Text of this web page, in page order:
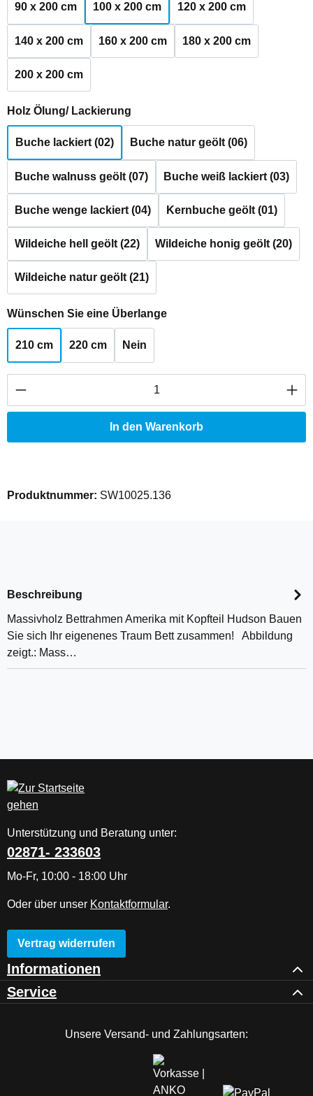
90 x 200 cm 100 x 200 cm 120 x 200 cm
140 x 200 cm 160 x 200 cm 180 x 200 cm
200 x 200 cm
Holz Ölung/ Lackierung
Buche lackiert (02) Buche natur geölt (06)
Buche walnuss geölt (07) Buche weiß lackiert (03)
Buche wenge lackiert (04) Kernbuche geölt (01)
Wildeiche hell geölt (22) Wildeiche honig geölt (20)
Wildeiche natur geölt (21)
Wünschen Sie eine Überlangeauswählen
210 cm 220 cm Nein
Produkt Anzahl: Gib den gewünschten
In den Warenkorb
Produktnummer: SW10025.136
Beschreibung
Massivholz Bettrahmen Amerika mit Kopfteil Hudson Bauen
Sie sich Ihr eigenenes Traum Bett zusammen! Abbildung
zeigt.: Mass…
Unterstützung und Beratung unter:
02871- 233603
Mo-Fr, 10:00 - 18:00 Uhr
Oder über unser Kontaktformular.
Vertrag widerrufen
Informationen
Service
Unsere Versand- und Zahlungsarten: